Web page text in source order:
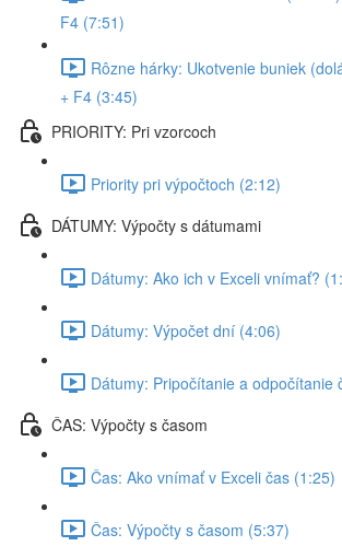
F4 (7:51)
Rôzne hárky: Ukotvenie buniek
+ F4 (3:45)
PRIORITY: Pri vzorcoch
Priority pri výpočtoch (2:12)
DÁTUMY: Výpočty s dátumami
Dátumy: Ako ich v Exceli vnímať?
Dátumy: Výpočet dní (4:06)
Dátumy: Pripočítanie a odpočítanie
ČAS: Výpočty s časom
Čas: Ako vnímať v Exceli čas (1:25)
Čas: Výpočty s časom (5:37)